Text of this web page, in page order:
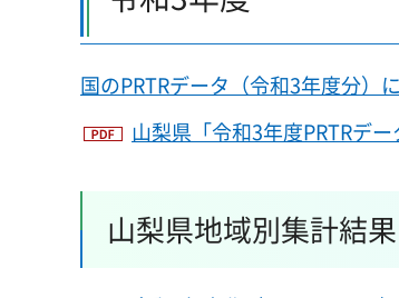
国のPRTRデータ（令和3年度分）
山梨県「令和3年度PRTRデ
山梨県地域別集計結果